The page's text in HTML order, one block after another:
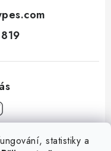
statistiky a